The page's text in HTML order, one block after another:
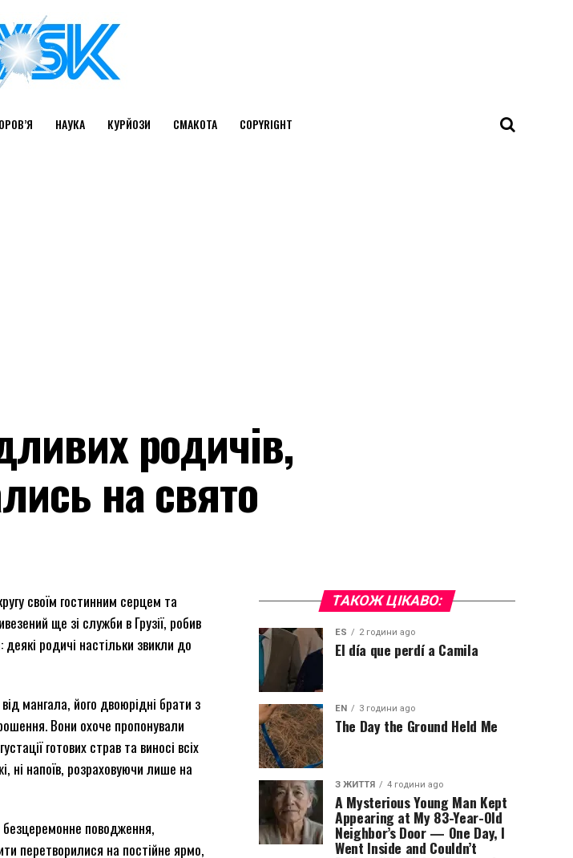
НАУКА КУРЙОЗИ СМАКОТА COPYRIGHT
родичів,
на свято
своїм гостинним серцем та
ще зі служби в Грузії, робив
родичі настільки звикли до
мангала, його двоюрідні брати з
Вони охоче пропонували
готових страв та виносі всіх
ні напоїв, розраховуючи лише на
безцеремонне поводження,
перетворилися на постійне ярмо,
ТАКОЖ ЦІКАВО:
ES 2 години ago
El día que perdí a Camila
EN 3 години ago
The Day the Ground Held Me
З ЖИТТЯ 4 години ago
A Mysterious Young Man Kept
Appearing at My 83-Year-Old
Neighbor’s Door — One Day, I
Went Inside and Couldn’t